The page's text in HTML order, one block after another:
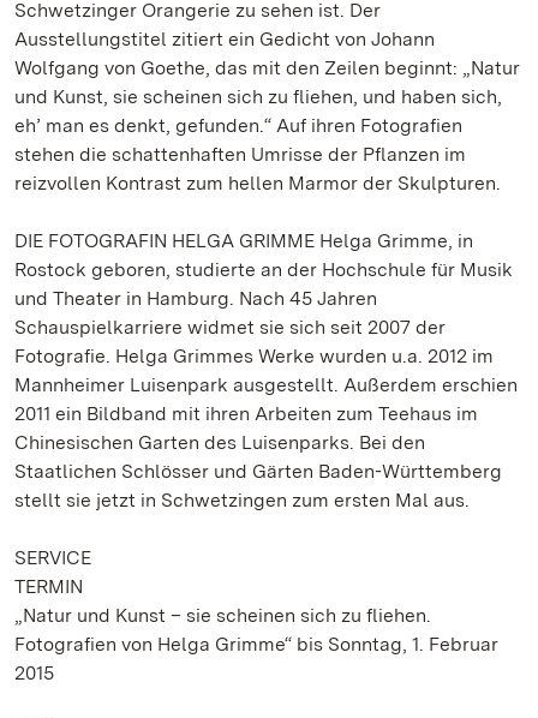
Schwetzinger Orangerie zu sehen ist. Der
Ausstellungstitel zitiert ein Gedicht von Johann
Wolfgang von Goethe, das mit den Zeilen beginnt: „Natur
und Kunst, sie scheinen sich zu fliehen, und haben sich,
eh’ man es denkt, gefunden.“ Auf ihren Fotografien
stehen die schattenhaften Umrisse der Pflanzen im
reizvollen Kontrast zum hellen Marmor der Skulpturen.
DIE FOTOGRAFIN HELGA GRIMME Helga Grimme, in
Rostock geboren, studierte an der Hochschule für Musik
und Theater in Hamburg. Nach 45 Jahren
Schauspielkarriere widmet sie sich seit 2007 der
Fotografie. Helga Grimmes Werke wurden u.a. 2012 im
Mannheimer Luisenpark ausgestellt. Außerdem erschien
2011 ein Bildband mit ihren Arbeiten zum Teehaus im
Chinesischen Garten des Luisenparks. Bei den
Staatlichen Schlösser und Gärten Baden-Württemberg
stellt sie jetzt in Schwetzingen zum ersten Mal aus.
SERVICE
TERMIN
„Natur und Kunst – sie scheinen sich zu fliehen.
Fotografien von Helga Grimme“ bis Sonntag, 1. Februar
2015